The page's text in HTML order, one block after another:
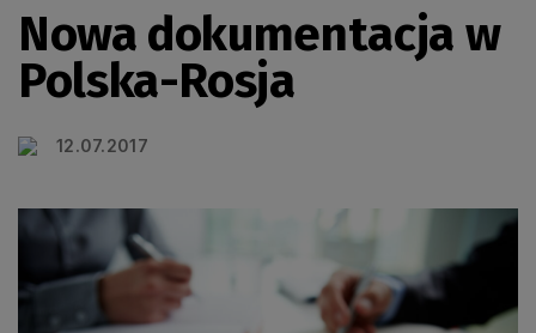
Nowa dokumentacja w
Polska-Rosja
12.07.2017